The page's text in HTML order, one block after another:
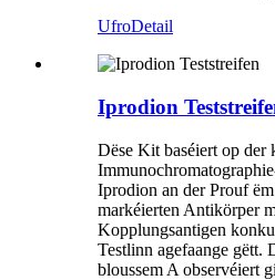
UfroDetail
Iprodion
Dëse Kit baséiert op
Iprodion an der Prouf
markéierten Antikörper
Kopplungsantigen
Testlinn agefaange gëtt.
bloussem A observéiert